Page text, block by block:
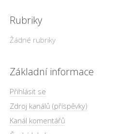
Rubriky
Žádné rubriky
Základní informace
Přihlásit se
Zdroj kanálů (příspěvky)
Kanál komentářů